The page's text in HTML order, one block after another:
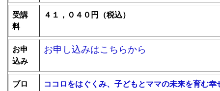
受講
料
４１，０４０円（税込）
お申
込み
お申し込みはこちらから
ブロ
ココロをはぐくみ、子どもとママの未来を育む幸